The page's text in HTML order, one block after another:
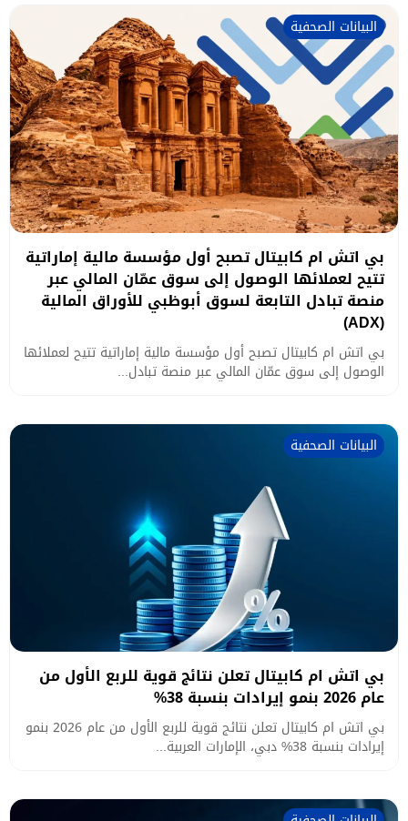
البيانات الصحفية
بي اتش ام كابيتال تصبح أول مؤسسة مالية إماراتية
تتيح لعملائها الوصول إلى سوق عمّان المالي عبر
منصة تبادل التابعة لسوق أبوظبي للأوراق المالية
(ADX)
بي اتش ام كابيتال تصبح أول مؤسسة مالية إماراتية تتيح لعملائها
الوصول إلى سوق عمّان المالي عبر منصة تبادل...
البيانات الصحفية
بي اتش ام كابيتال تعلن نتائج قوية للربع الأول من
عام 2026 بنمو إيرادات بنسبة 38%
بي اتش ام كابيتال تعلن نتائج قوية للربع الأول من عام 2026 بنمو
إيرادات بنسبة 38% دبي، الإمارات العربية...